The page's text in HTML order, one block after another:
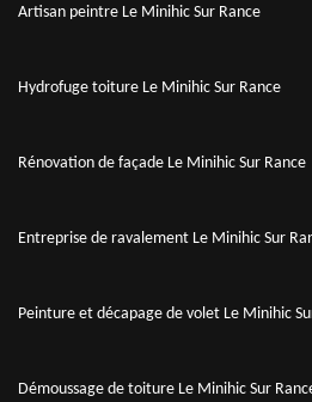
Artisan peintre Le Minihic Sur Rance
Hydrofuge toiture Le Minihic Sur Rance
Rénovation de façade Le Minihic Sur Rance
Entreprise de ravalement Le Minihic Sur
Peinture et décapage de volet Le Minihic
Démoussage de toiture Le Minihic Sur